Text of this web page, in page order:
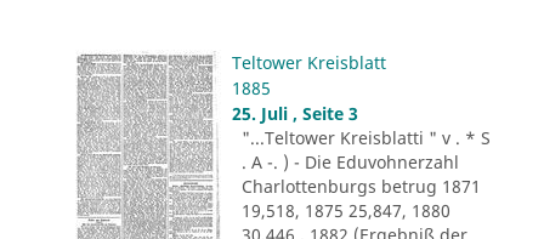
Teltower Kreisblatt
1885
25. Juli , Seite 3
"...Teltower Kreisblatti " v . * S
. A -. ) - Die Eduvohnerzahl
Charlottenburgs betrug 1871
19,518, 1875 25,847, 1880